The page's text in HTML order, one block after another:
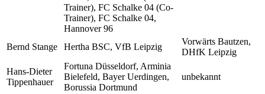
Trainer), FC Schalke 04 (Co-
Trainer), FC Schalke 04,
Hannover 96
Bernd Stange Hertha BSC, VfB Leipzig
Vorwärts Bautzen,
DHfK Leipzig
Hans-Dieter
Tippenhauer
Fortuna Düsseldorf, Arminia
Bielefeld, Bayer Uerdingen,
Borussia Dortmund
unbekannt